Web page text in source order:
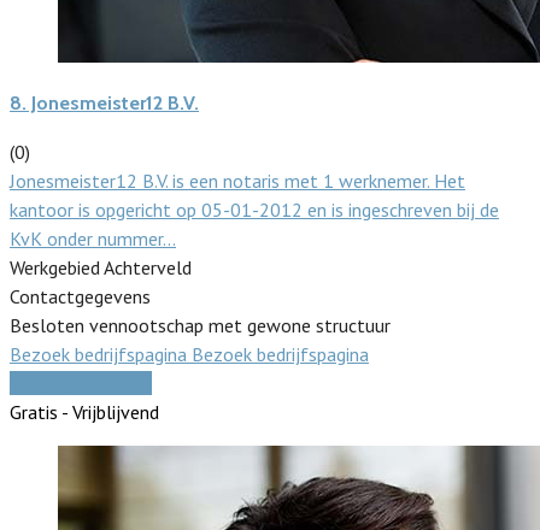
8. Jonesmeister12 B.V.
(0)
Jonesmeister12 B.V. is een notaris met 1 werknemer. Het
kantoor is opgericht op 05-01-2012 en is ingeschreven bij de
KvK onder nummer…
Werkgebied Achterveld
Contactgegevens
Besloten vennootschap met gewone structuur
Bezoek bedrijfspagina Bezoek bedrijfspagina
Gratis - Vrijblijvend